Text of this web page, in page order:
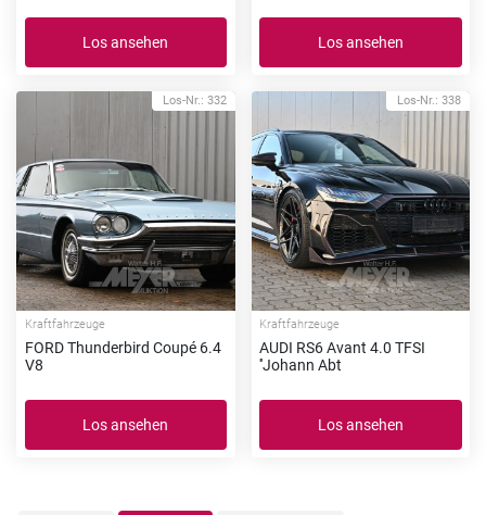
Los ansehen Los ansehen
Los-Nr.: 332
Kraftfahrzeuge
FORD Thunderbird Coupé 6.4
V8
Los ansehen
Los-Nr.: 338
Kraftfahrzeuge
AUDI RS6 Avant 4.0 TFSI
''Johann Abt
Los ansehen